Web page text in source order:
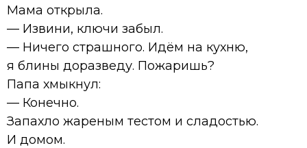
Мама открыла.
— Извини, ключи забыл.
— Ничего страшного. Идём на кухню,
я блины доразведу. Пожаришь?
Папа хмыкнул:
— Конечно.
Запахло жареным тестом и сладостью.
И домом.